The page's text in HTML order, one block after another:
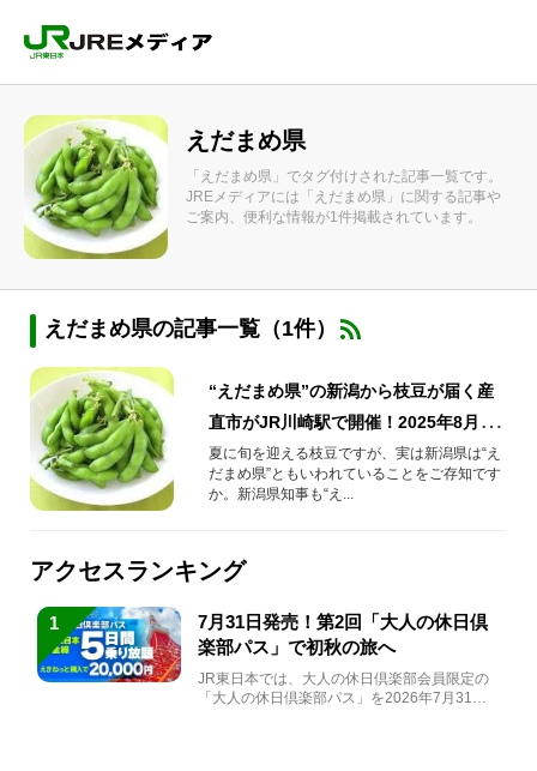
えだまめ県
「えだまめ県」でタグ付けされた記事一覧です。
JREメディアには「えだまめ県」に関する記事や
ご案内、便利な情報が1件掲載されています。
えだまめ県の記事一覧（1件）
“えだまめ県”の新潟から枝豆が届く産
直市がJR川崎駅で開催！2025年8月25
日(月)～31日(日)
夏に旬を迎える枝豆ですが、実は新潟県は“え
だまめ県”ともいわれていることをご存知です
か。新潟県知事も“え...
アクセスランキング
1
7月31日発売！第2回「大人の休日倶
楽部パス」で初秋の旅へ
JR東日本では、大人の休日倶楽部会員限定の
「大人の休日倶楽部パス」を2026年7月31日